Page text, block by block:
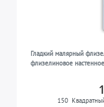
Гладкий малярный
флизелиновое
150